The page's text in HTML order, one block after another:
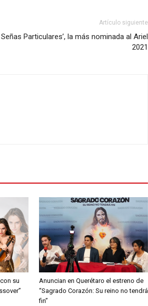
Artículo siguiente
Señas Particulares’, la más nominada al Ariel
2021
su
Anuncian en Querétaro el estreno de
“Sagrado Corazón: Su reino no tendrá
fin”